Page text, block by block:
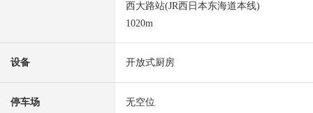
西大路站(JR西日本东海道本线)
1020m
设备 开放式厨房
停车场 无空位